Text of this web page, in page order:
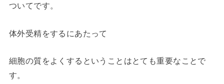
ついてです。
体外受精をするにあたって
細胞の質をよくするということはとても重要なことで
す。